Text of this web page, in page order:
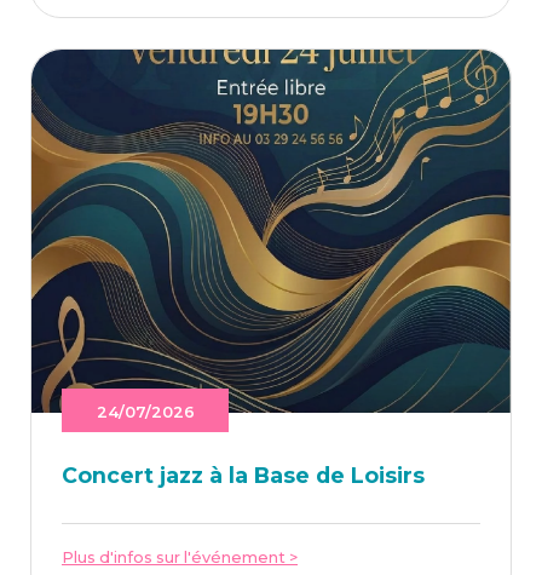
24/07/2026
Concert jazz à la Base de Loisirs
Plus d'infos sur l'événement >